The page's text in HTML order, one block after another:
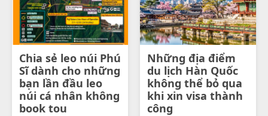
Chia sẻ leo núi Phú
Sĩ dành cho những
bạn lần đầu leo
núi cá nhân không
book tou
Những địa điểm
du lịch Hàn Quốc
không thể bỏ qua
khi xin visa thành
công